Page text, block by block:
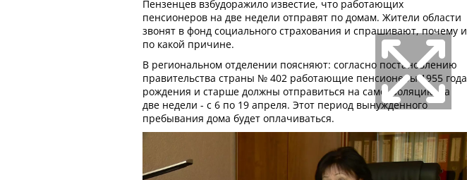
Пензенцев взбудоражило известие, что работающих
пенсионеров на две недели отправят по домам. Жители области
звонят в фонд социального страхования и спрашивают, почему и
по какой причине.
В региональном отделении поясняют: согласно постановлению
правительства страны № 402 работающие пенсионеры 1955 года
рождения и старше должны отправиться на самоизоляцию на
две недели - с 6 по 19 апреля. Этот период вынужденного
пребывания дома будет оплачиваться.